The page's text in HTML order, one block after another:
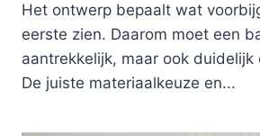
Het ontwerp bepaalt wat
eerste zien. Daarom moet een
aantrekkelijk, maar ook duidelijk
De juiste materiaalkeuze en...